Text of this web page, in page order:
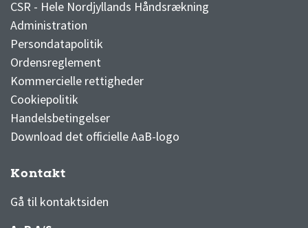
CSR - Hele Nordjyllands Håndsrækning
Administration
Persondatapolitik
Ordensreglement
Kommercielle rettigheder
Cookiepolitik
Handelsbetingelser
Download det officielle AaB-logo
Kontakt
Gå til kontaktsiden